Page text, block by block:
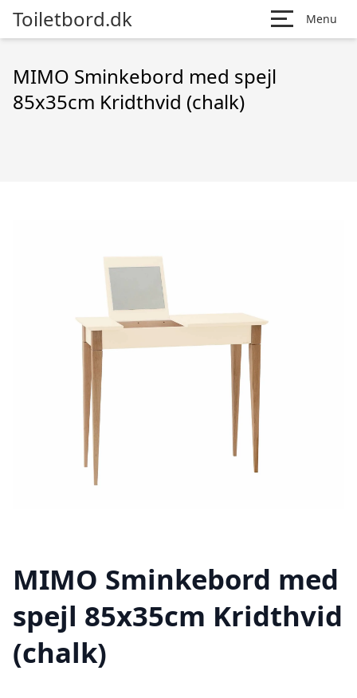
Toiletbord.dk Menu
MIMO Sminkebord med spejl
85x35cm Kridthvid (chalk)
MIMO Sminkebord med
spejl 85x35cm Kridthvid
(chalk)